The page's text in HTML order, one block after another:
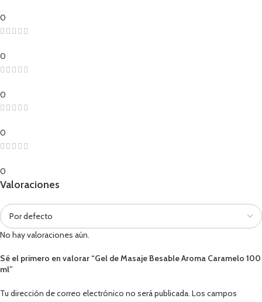
0
0
0
0
0
Valoraciones
No hay valoraciones aún.
Sé el primero en valorar “Gel de Masaje Besable Aroma Caramelo 100
ml”
Tu dirección de correo electrónico no será publicada. Los campos